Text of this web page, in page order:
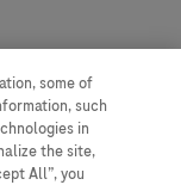
some of
such
in
the site,
All”, you